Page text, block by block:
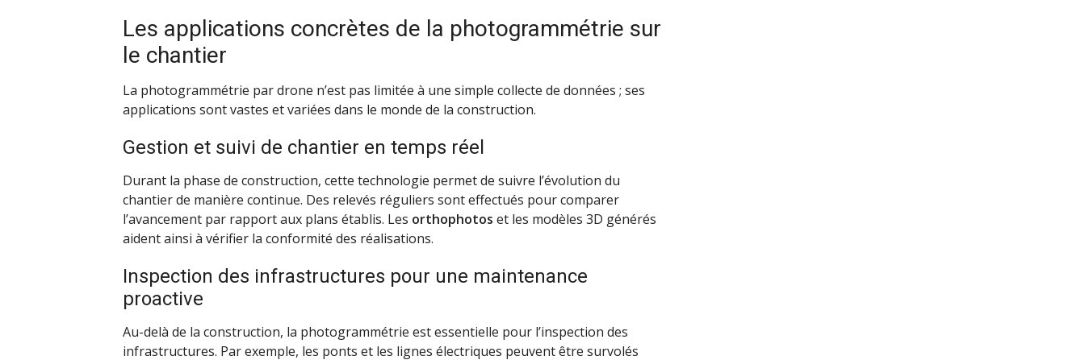
Les applications concrètes de la photogrammétrie sur
le chantier
La photogrammétrie par drone n’est pas limitée à une simple collecte de données ; ses
applications sont vastes et variées dans le monde de la construction.
Gestion et suivi de chantier en temps réel
Durant la phase de construction, cette technologie permet de suivre l’évolution du
chantier de manière continue. Des relevés réguliers sont effectués pour comparer
l’avancement par rapport aux plans établis. Les orthophotos et les modèles 3D générés
aident ainsi à vérifier la conformité des réalisations.
Inspection des infrastructures pour une maintenance
proactive
Au-delà de la construction, la photogrammétrie est essentielle pour l’inspection des
infrastructures. Par exemple, les ponts et les lignes électriques peuvent être survolés